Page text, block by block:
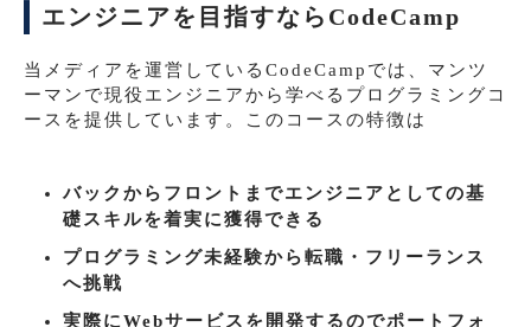
エンジニアを目指すならCodeCamp
当メディアを運営しているCodeCampでは、マンツ
ーマンで現役エンジニアから学べるプログラミングコ
ースを提供しています。このコースの特徴は
バックからフロントまでエンジニアとしての基
礎スキルを着実に獲得できる
プログラミング未経験から転職・フリーランス
へ挑戦
実際にWebサービスを開発するのでポートフォ